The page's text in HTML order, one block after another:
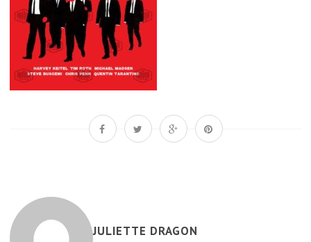
JULIETTE DRAGON